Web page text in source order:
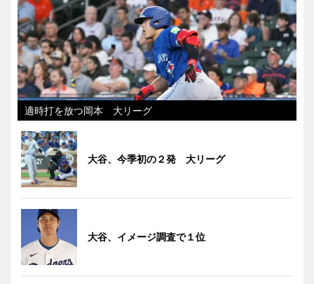
適時打を放つ岡本 大リーグ
大谷、今季初の２発 大リーグ
大谷、イメージ調査で１位